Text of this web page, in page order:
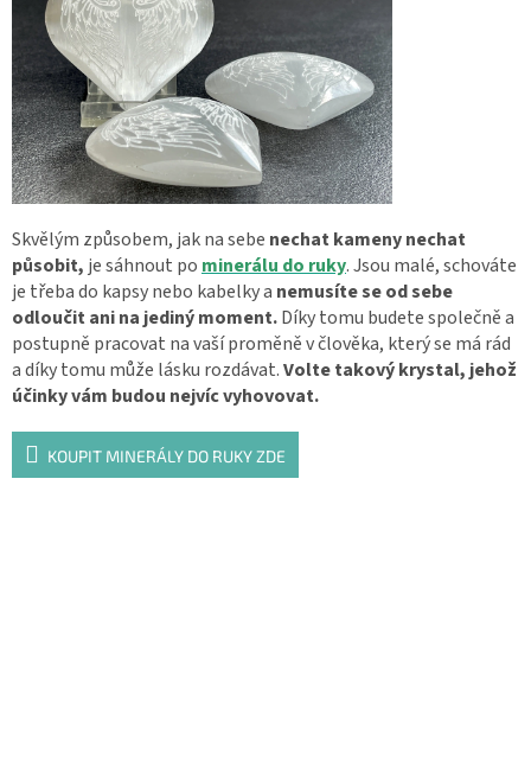
Skvělým způsobem, jak na sebe nechat kameny nechat
působit, je sáhnout po minerálu do ruky. Jsou malé, schováte
je třeba do kapsy nebo kabelky a nemusíte se od sebe
odloučit ani na jediný moment.Díky tomu budete společně a
postupně pracovat na vaší proměně v člověka, který se má rád
a díky tomu může lásku rozdávat.Volte takový krystal, jehož
účinky vám budou nejvíc vyhovovat.
KOUPIT MINERÁLY DO RUKY ZDE